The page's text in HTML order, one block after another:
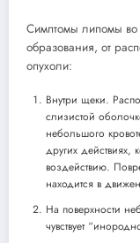
Симптомы липомы во
образования, от
опухоли:
Внутри щеки.
слизистой
небольшого
других действиях,
воздействию.
находится в
На поверхности
чувствует